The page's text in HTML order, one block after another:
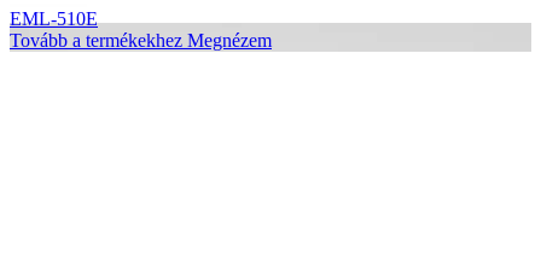
EML-510E
Tovább a termékekhez Megnézem